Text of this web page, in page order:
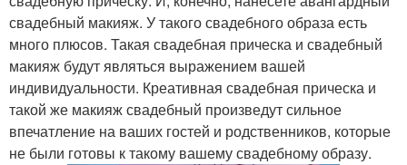
свадебный макияж. У такого свадебного образа есть
много плюсов. Такая свадебная прическа и свадебный
макияж будут являться выражением вашей
индивидуальности. Креативная свадебная прическа и
такой же макияж свадебный произведут сильное
впечатление на ваших гостей и родственников, которые
не были готовы к такому вашему свадебному образу.